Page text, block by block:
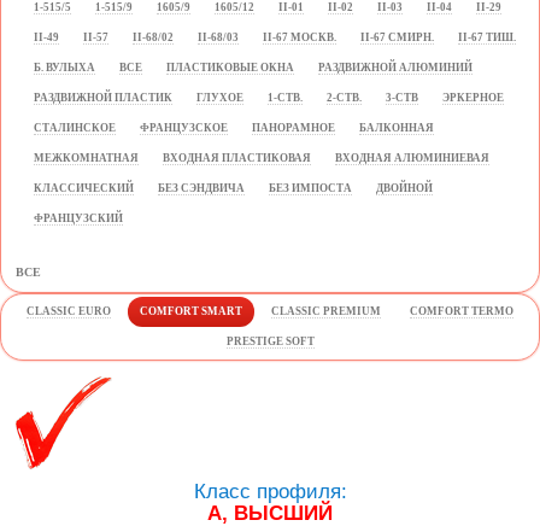
1-515/5 1-515/9 1605/9 1605/12 II-01 II-02 II-03 II-04 II-29
II-49 II-57 II-68/02 II-68/03 II-67 МОСКВ. II-67 СМИРН. II-67 ТИШ.
Б. ВУЛЫХА ВСЕ ПЛАСТИКОВЫЕ ОКНА РАЗДВИЖНОЙ АЛЮМИНИЙ
РАЗДВИЖНОЙ ПЛАСТИК ГЛУХОЕ 1-СТВ. 2-СТВ. 3-СТВ ЭРКЕРНОЕ
СТАЛИНСКОЕ ФРАНЦУЗСКОЕ ПАНОРАМНОЕ БАЛКОННАЯ
МЕЖКОМНАТНАЯ ВХОДНАЯ ПЛАСТИКОВАЯ ВХОДНАЯ АЛЮМИНИЕВАЯ
КЛАССИЧЕСКИЙ БЕЗ СЭНДВИЧА БЕЗ ИМПОСТА ДВОЙНОЙ
ФРАНЦУЗСКИЙ
ВСЕ
CLASSIC EURO COMFORT SMART CLASSIC PREMIUM COMFORT TERMO
PRESTIGE SOFT
Класс профиля:
А, ВЫСШИЙ